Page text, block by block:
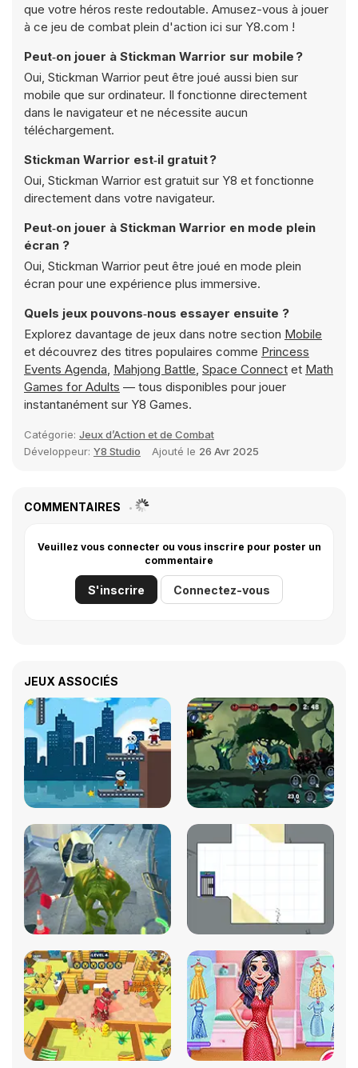
que votre héros reste redoutable. Amusez-vous à jouer
à ce jeu de combat plein d'action ici sur Y8.com !
Peut‑on jouer à Stickman Warrior sur mobile ?
Oui, Stickman Warrior peut être joué aussi bien sur
mobile que sur ordinateur. Il fonctionne directement
dans le navigateur et ne nécessite aucun
téléchargement.
Stickman Warrior est‑il gratuit ?
Oui, Stickman Warrior est gratuit sur Y8 et fonctionne
directement dans votre navigateur.
Peut‑on jouer à Stickman Warrior en mode plein
écran ?
Oui, Stickman Warrior peut être joué en mode plein
écran pour une expérience plus immersive.
Quels jeux pouvons‑nous essayer ensuite ?
Explorez davantage de jeux dans notre section Mobile
et découvrez des titres populaires comme Princess
Events Agenda, Mahjong Battle, Space Connect et Math
Games for Adults — tous disponibles pour jouer
instantanément sur Y8 Games.
Catégorie: Jeux d’Action et de Combat
Développeur: Y8 Studio Ajouté le 26 Avr 2025
COMMENTAIRES
Veuillez vous connecter ou vous inscrire pour poster un
commentaire
S'inscrire Connectez-vous
JEUX ASSOCIÉS